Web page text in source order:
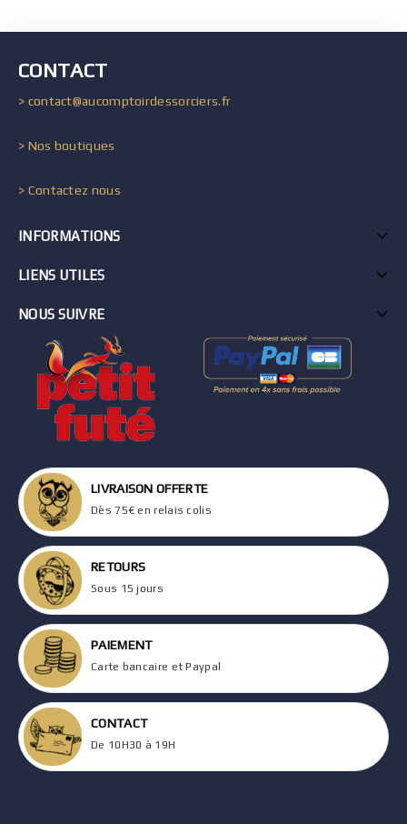
CONTACT
> contact@aucomptoirdessorciers.fr
> Nos boutiques
> Contactez nous
INFORMATIONS
LIENS UTILES
NOUS SUIVRE
LIVRAISON OFFERTE
Dès 75€ en relais colis
RETOURS
Sous 15 jours
PAIEMENT
Carte bancaire et Paypal
CONTACT
De 10H30 à 19H